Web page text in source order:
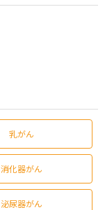
乳がん
消化器がん
泌尿器がん